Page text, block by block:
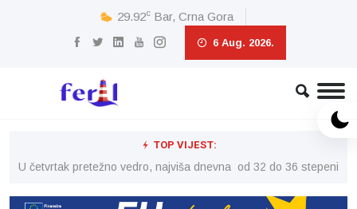
29.92c Bar, Crna Gora
6 Aug. 2026.
TOP VIJEST:
U četvrtak pretežno vedro, najviša dnevna od 32 do 36 stepeni